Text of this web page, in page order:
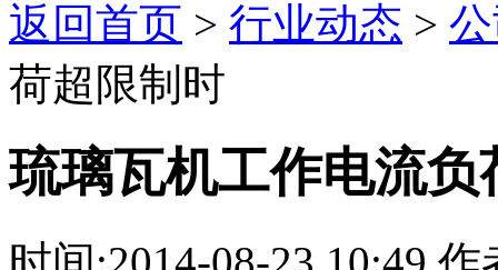
返回首页 > 行业动态 >
荷超限制时
琉璃瓦机工作电流负